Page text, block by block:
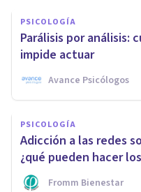
PSICOLOGÍA
Parálisis por análisis:
impide actuar
Avance Psicólogos
PSICOLOGÍA
Adicción a las redes
¿qué pueden hacer
Fromm Bienestar